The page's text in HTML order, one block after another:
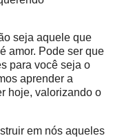
seja aquele que
amor. Pode ser que
para você seja o
aprender a
hoje, valorizando o
em nós aqueles